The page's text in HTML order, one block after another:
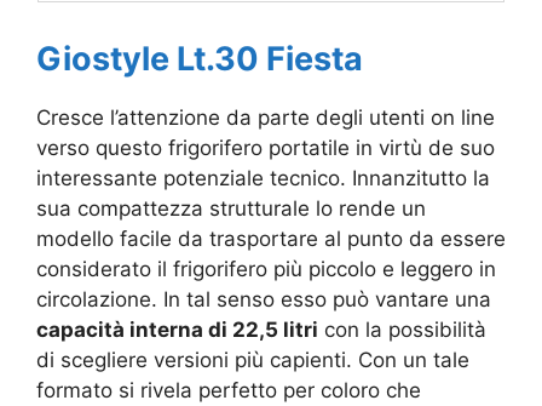
Giostyle Lt.30 Fiesta
Cresce l’attenzione da parte degli utenti on line
verso questo frigorifero portatile in virtù de suo
interessante potenziale tecnico. Innanzitutto la
sua compattezza strutturale lo rende un
modello facile da trasportare al punto da essere
considerato il frigorifero più piccolo e leggero in
circolazione. In tal senso esso può vantare una
capacità interna di 22,5 litri con la possibilità
di scegliere versioni più capienti. Con un tale
formato si rivela perfetto per coloro che